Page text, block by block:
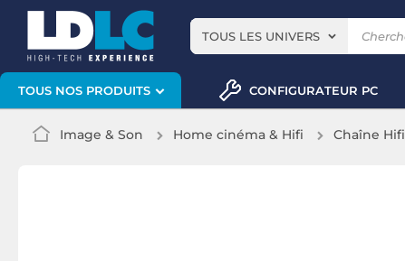
TOUS LES UNIVERS
TOUS NOS PRODUITS CONFIGURATEUR PC
Image & Son Home cinéma & Hifi Chaîne Hifi